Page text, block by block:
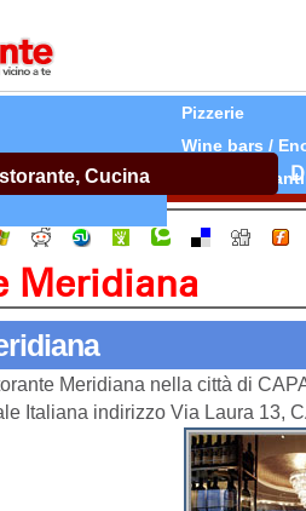
Pizzerie
Wine bars /
Tutti Ristoranti
Meridiana
Meridiana nella città di
Italiana indirizzo Via Laura 13,